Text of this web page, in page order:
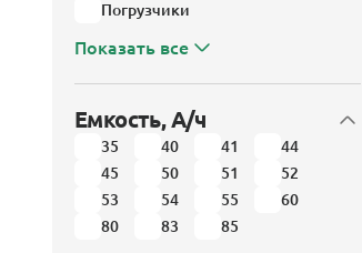
Погрузчики
Показать все
Емкость, А/ч
35 40 41
44
45
50 51
52
53
54 55
60
80
83 85